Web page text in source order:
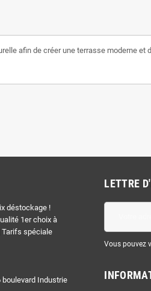
afin de créer une terrasse moderne
déstockage !
1er choix à
Tarifs spéciale
Industrie
LETTRE
Vous pouvez